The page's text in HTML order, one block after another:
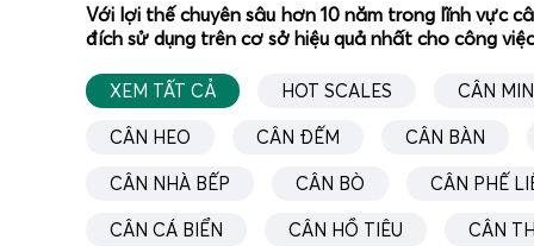
cân
Giới
Với lợi thế chuyên sâu hơn 10 năm trong lĩnh vực
đích sử dụng trên cơ sở hiệu quả nhất cho công
XEM TẤT CẢ HOT SCALES CÂN
CÂN HEO CÂN ĐẾM CÂN BÀN
CÂN NHÀ BẾP CÂN BÒ CÂN PHẾ
CÂN CÁ BIỂN CÂN HỒ TIÊU CÂN